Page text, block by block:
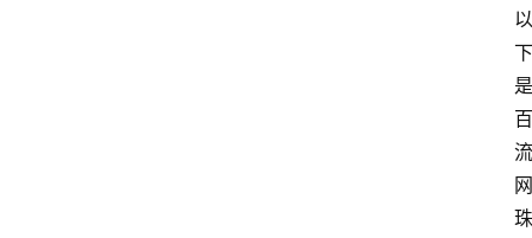
以
下
是
百
流
网
珠